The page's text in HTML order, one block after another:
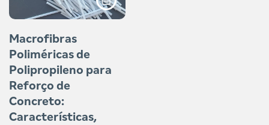
Macrofibras
Poliméricas de
Polipropileno para
Reforço de
Concreto:
Características,